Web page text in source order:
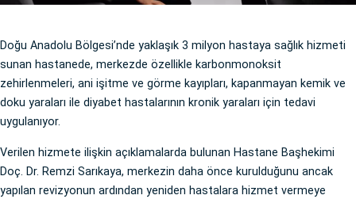
Doğu Anadolu Bölgesi’nde yaklaşık 3 milyon hastaya sağlık hizmeti
sunan hastanede, merkezde özellikle karbonmonoksit
zehirlenmeleri, ani işitme ve görme kayıpları, kapanmayan kemik ve
doku yaraları ile diyabet hastalarının kronik yaraları için tedavi
uygulanıyor.
Verilen hizmete ilişkin açıklamalarda bulunan Hastane Başhekimi
Doç. Dr. Remzi Sarıkaya, merkezin daha önce kurulduğunu ancak
yapılan revizyonun ardından yeniden hastalara hizmet vermeye